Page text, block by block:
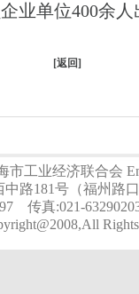
单位400余人
[返回]
市工业经济联合会
中路181号（福州路
传真:021-